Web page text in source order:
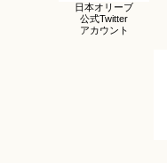
日本オリーブ
公式Twitter
アカウント